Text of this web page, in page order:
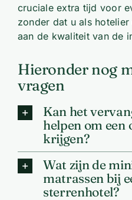
cruciale extra tijd voor
zonder dat u als
aan de kwaliteit van de
Hieronder nog
vragen
Kan het
helpen om
krijgen?
Wat zijn de
matrassen bij
sterrenhotel?